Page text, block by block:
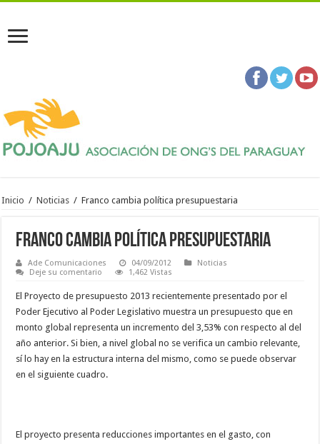
Inicio / Noticias / Franco cambia política presupuestaria
Franco cambia política presupuestaria
Ade Comunicaciones 04/09/2012
Noticias
Deje su comentario
1,462 Vistas
El Proyecto de presupuesto 2013 recientemente presentado por el
Poder Ejecutivo al Poder Legislativo muestra un presupuesto que en
monto global representa un incremento del 3,53% con respecto al del
año anterior. Si bien, a nivel global no se verifica un cambio relevante,
sí lo hay en la estructura interna del mismo, como se puede observar
en el siguiente cuadro.
El proyecto presenta reducciones importantes en el gasto, con